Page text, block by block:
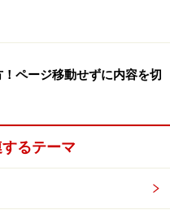
ページ移動せずに内容を切
るテーマ